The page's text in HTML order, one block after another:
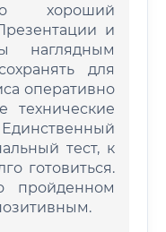
хороший
и
наглядным
для
оперативно
технические
тест, к
готовиться.
пройденном